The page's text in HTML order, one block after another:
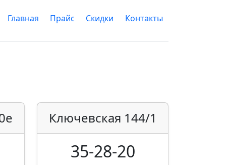
Главная Прайс Скидки Контакты
Ключевская 144/1
35-28-20